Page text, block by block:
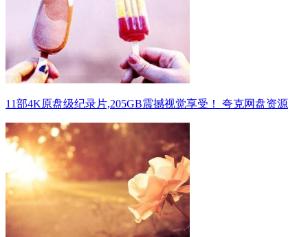
11部4K原盘级纪录片,205GB震撼视觉享受！ 夸克网盘资源